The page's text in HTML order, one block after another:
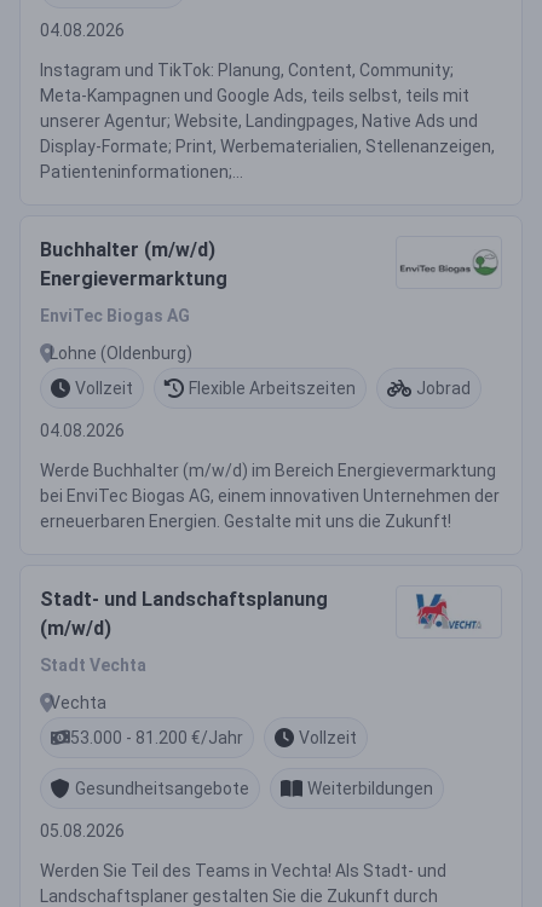
04.08.2026
Instagram und TikTok: Planung, Content, Community;
Meta-Kampagnen und Google Ads, teils selbst, teils mit
unserer Agentur; Website, Landingpages, Native Ads und
Display-Formate; Print, Werbematerialien, Stellenanzeigen,
Patienteninformationen;...
Buchhalter (m/w/d)
Energievermarktung
EnviTec Biogas AG
Lohne (Oldenburg)
Vollzeit
Flexible Arbeitszeiten Jobrad
04.08.2026
Werde Buchhalter (m/w/d) im Bereich Energievermarktung
bei EnviTec Biogas AG, einem innovativen Unternehmen der
erneuerbaren Energien. Gestalte mit uns die Zukunft!
Stadt- und Landschaftsplanung
(m/w/d)
Stadt Vechta
Vechta
53.000 - 81.200 €/Jahr
Vollzeit
Gesundheitsangebote Weiterbildungen
05.08.2026
Werden Sie Teil des Teams in Vechta! Als Stadt- und
Landschaftsplaner gestalten Sie die Zukunft durch